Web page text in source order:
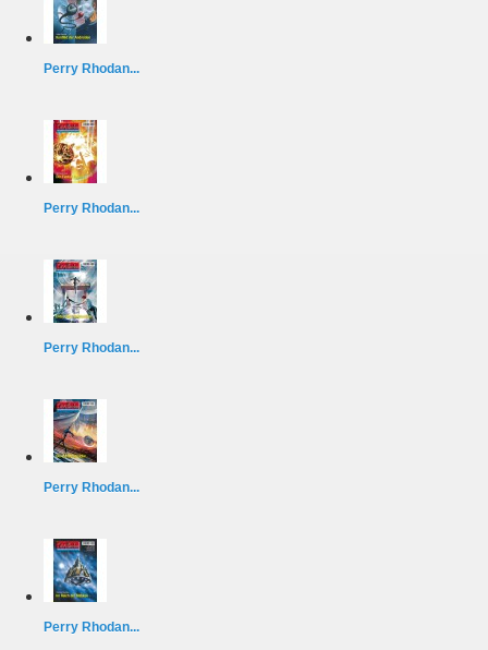
Perry Rhodan...
Perry Rhodan...
Perry Rhodan...
Perry Rhodan...
Perry Rhodan...